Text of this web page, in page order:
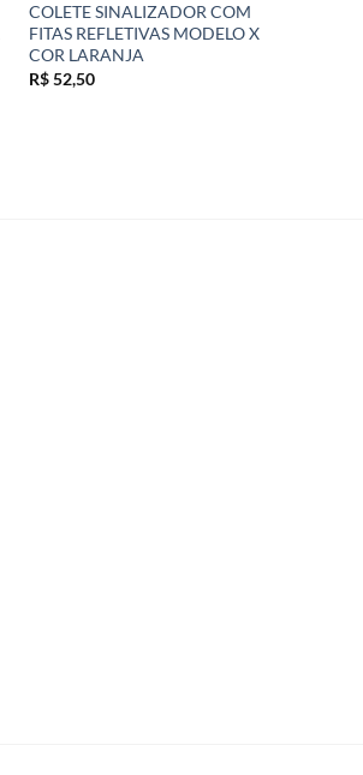
COLETE SINALIZADOR COM
FITAS REFLETIVAS MODELO X
COR LARANJA
R$52,50